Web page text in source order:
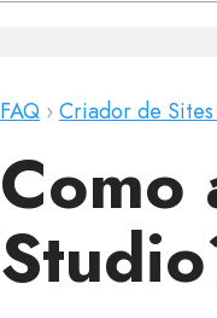
FAQ ›Criador de
Como